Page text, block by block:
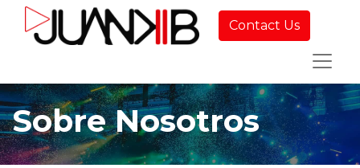
Contact Us
Sobre Nosotros